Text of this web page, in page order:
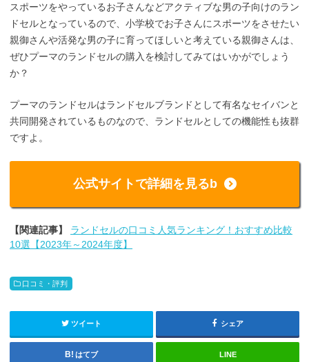
スポーツをやっているお子さんなどアクティブな男の子向けのラン
ドセルとなっているので、小学校でお子さんにスポーツをさせたい
親御さんや活発な男の子に育ってほしいと考えている親御さんは、
ぜひプーマのランドセルの購入を検討してみてはいかがでしょう
か？
プーマのランドセルはランドセルブランドとして有名なセイバンと
共同開発されているものなので、ランドセルとしての機能性も抜群
ですよ。
公式サイトで詳細を見るb
【関連記事】
ランドセルの口コミ人気ランキング！おすすめ比較
10選【2023年～2024年度】
口コミ・評判
ツイート シェア
はてブ LINE